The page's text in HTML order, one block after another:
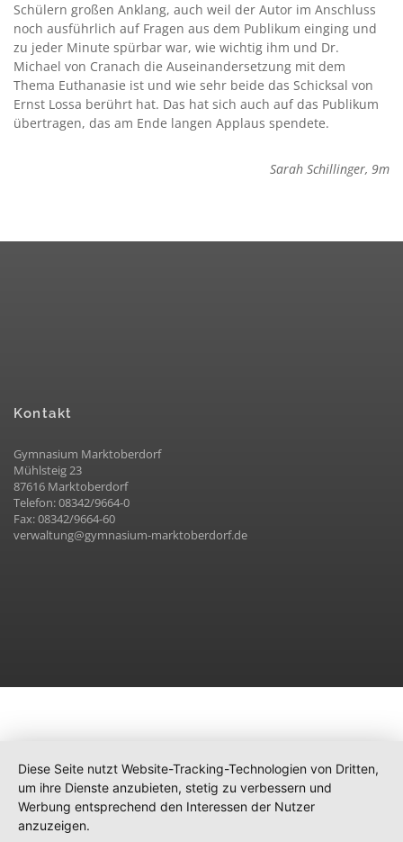
Schülern großen Anklang, auch weil der Autor im Anschluss
noch ausführlich auf Fragen aus dem Publikum einging und
zu jeder Minute spürbar war, wie wichtig ihm und Dr.
Michael von Cranach die Auseinandersetzung mit dem
Thema Euthanasie ist und wie sehr beide das Schicksal von
Ernst Lossa berührt hat. Das hat sich auch auf das Publikum
übertragen, das am Ende langen Applaus spendete.
Sarah Schillinger, 9m
Kontakt
Gymnasium Marktoberdorf
Mühlsteig 23
87616 Marktoberdorf
Telefon: 08342/9664-0
Fax: 08342/9664-60
verwaltung@gymnasium-marktoberdorf.de
Diese Seite nutzt Website-Tracking-Technologien von Dritten,
um ihre Dienste anzubieten, stetig zu verbessern und
Werbung entsprechend den Interessen der Nutzer
anzuzeigen.